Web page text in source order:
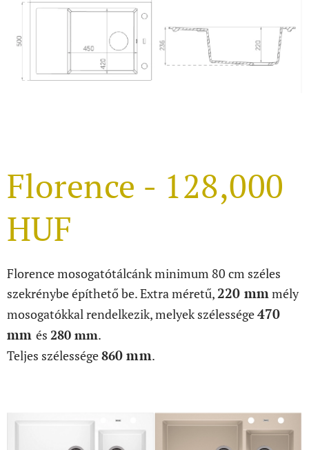
Florence - 128,000
HUF
Florence mosogatótálcánk minimum 80 cm széles
szekrénybe építhető be. Extra méretű, 220 mm mély
mosogatókkal rendelkezik, melyek szélessége470
mm és 280 mm.
Teljes szélessége860 mm.